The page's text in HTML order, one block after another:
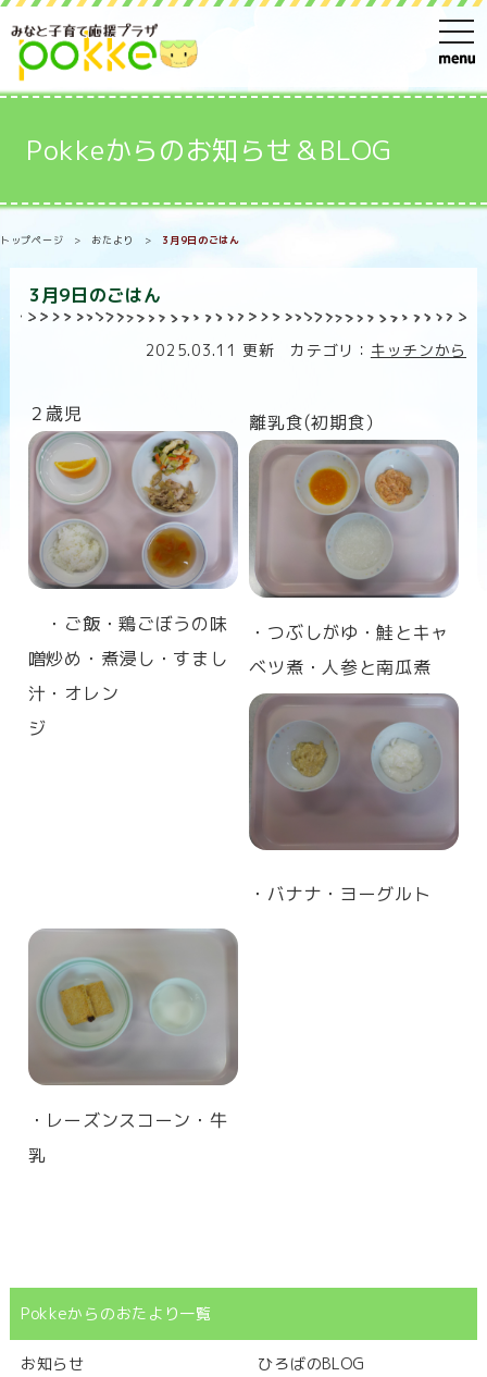
t
o
g
n
o
Pokkeからのお知らせ＆BLOG
トップページ > おたより > 3月9日のごはん
3月9日のごはん
2025.03.11 更新 カテゴリ： キッチンから
２歳児
・ご飯・鶏ごぼうの味
噌炒め・煮浸し・すまし
汁・オレン
ジ
・レーズンスコーン・牛
乳
離乳食(初期食）
・つぶしがゆ・鮭とキャ
ベツ煮・人参と南瓜煮
・バナナ・ヨーグルト
Pokkeからのおたより一覧
お知らせ ひろばのBLOG